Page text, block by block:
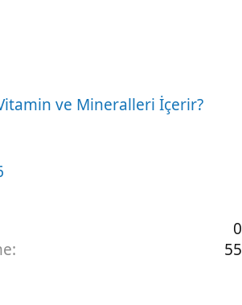
ve Mineralleri İçerir?
0
55